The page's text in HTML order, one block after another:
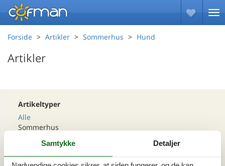
Forside Artikler Sommerhus Hund
Artikler
Artikeltyper
Alle
Sommerhus
Område
Samtykke Detaljer